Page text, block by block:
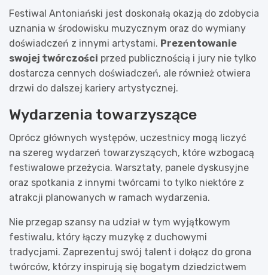
Festiwal Antoniański jest doskonałą okazją do zdobycia
uznania w środowisku muzycznym oraz do wymiany
doświadczeń z innymi artystami. Prezentowanie
swojej twórczości przed publicznością i jury nie tylko
dostarcza cennych doświadczeń, ale również otwiera
drzwi do dalszej kariery artystycznej.
Wydarzenia towarzyszące
Oprócz głównych występów, uczestnicy mogą liczyć
na szereg wydarzeń towarzyszących, które wzbogacą
festiwalowe przeżycia. Warsztaty, panele dyskusyjne
oraz spotkania z innymi twórcami to tylko niektóre z
atrakcji planowanych w ramach wydarzenia.
Nie przegap szansy na udział w tym wyjątkowym
festiwalu, który łączy muzykę z duchowymi
tradycjami. Zaprezentuj swój talent i dołącz do grona
twórców, którzy inspirują się bogatym dziedzictwem